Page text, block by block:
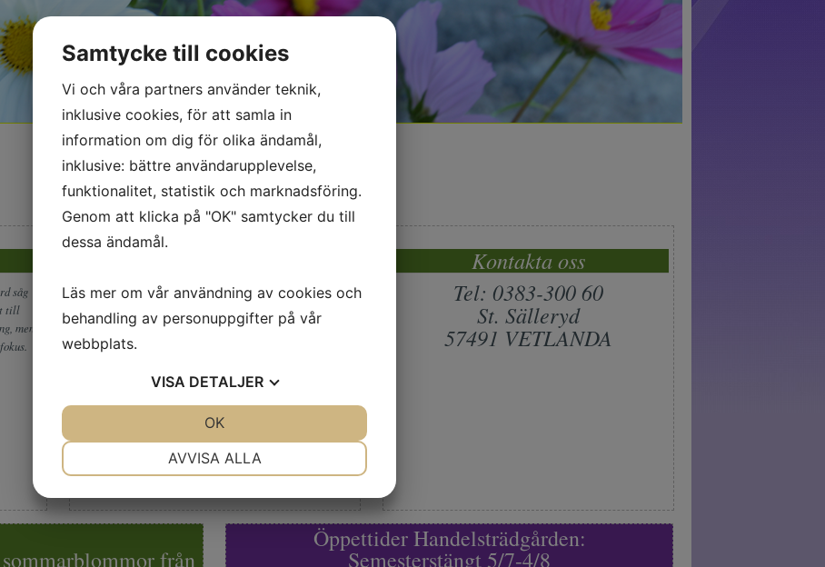
såg
till
men
Varje år kommer en eller flera nya färger i vårens, sommarens och
höstens blommor från egen odling, det är inte mycket som fattas i det
fantastiskt stora sortiment av blommor och växter för plantering i
krukor och balkonglådor till våren, sommaren och hösten. Vi står även
Kontakta oss
Tel: 0383-300 60
St. Sälleryd
57491 VETLANDA
från
Öppettider Handelsträdgården:
Semesterstängt 5/7-4/8
Samtycke till cookies
Vi och våra partners använder teknik,
inklusive cookies, för att samla in
information om dig för olika ändamål,
inklusive: bättre användarupplevelse,
funktionalitet, statistik och marknadsföring.
Genom att klicka på "OK" samtycker du till
dessa ändamål.
Läs mer om vår användning av cookies och
behandling av personuppgifter på vår
webbplats.
VISA DETALJER
MARKNADSFÖRING STATISTIK
AVVISA ALLA
OK